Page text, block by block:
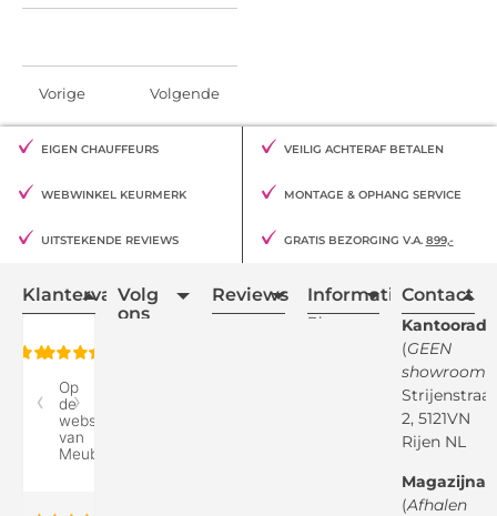
Vorige Volgende
EIGEN CHAUFFEURS VEILIG ACHTERAF BETALEN
WEBWINKEL KEURMERK MONTAGE & OPHANG SERVICE
UITSTEKENDE REVIEWS GRATIS BEZORGING V.A. 899,-
Klantervaring
Volg
ons
Reviews Informatie
Blogs
Retourvoorwaarden
Betaalmethodes
Montageservice
Contact
(GEEN
showroom
Strijenstraat
2, 5121VN
Rijen NL
(Afhalen